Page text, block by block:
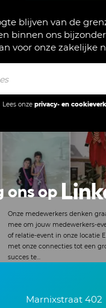
blijven van de
binnen ons
voor onze zakelijke
Lees onze privacy- en
medewerkers denken graag
om jouw medewerkers-event
event in onze locatie EN
connecties tot een groot
te...
ons op
Marnixstraat 402